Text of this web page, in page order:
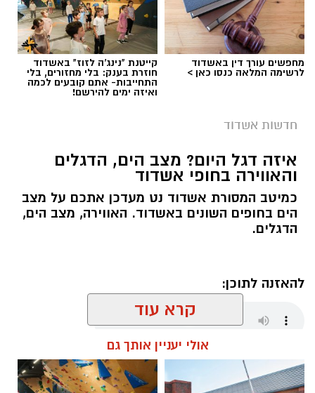
מחפשים עורך דין באשדוד
לרשימה המלאה כנסו כאן >
קייטנת "נינג'ה לזוז" באשדוד
חוזרת בענק: בלי מחזורים, בלי
התחייבות- אתם קובעים לכמה
ואיזה ימים להירשם!
חדשות אשדוד
איזה דגל היום? מצב הים, הדגלים
והאווירה בחופי אשדוד
כמיטב המסורת אשדוד נט מעדכן אתכם על מצב
הים בחופים השונים באשדוד. האווירה, מצב הים,
הדגלים.
להאזנה לתוכן:
מנהל האתר / 06:00 08.08.26
קרא עוד
אולי יעניין אותך גם